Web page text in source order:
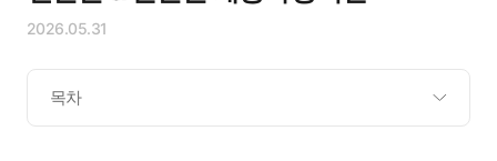
2026.05.31
목차